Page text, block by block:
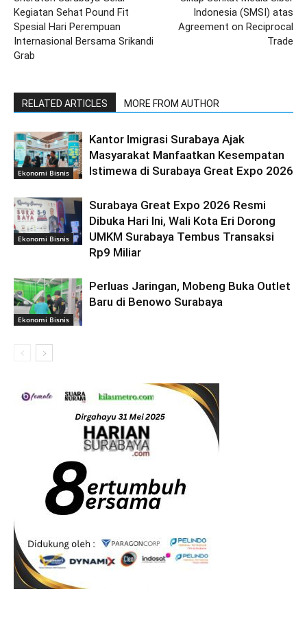
Kegiatan Sehat Pound Fit
Spesial Hari Perempuan
Internasional Bersama Srikandi
Grab
Indonesia (SMSI) atas
Agreement on Reciprocal
Trade
RELATED ARTICLES MORE FROM AUTHOR
Ekonomi Bisnis
Kantor Imigrasi Surabaya Ajak
Masyarakat Manfaatkan Kesempatan
Istimewa di Surabaya Great Expo 2026
Ekonomi Bisnis
Surabaya Great Expo 2026 Resmi
Dibuka Hari Ini, Wali Kota Eri Dorong
UMKM Surabaya Tembus Transaksi
Rp9 Miliar
Ekonomi Bisnis
Perluas Jaringan, Mobeng Buka Outlet
Baru di Benowo Surabaya